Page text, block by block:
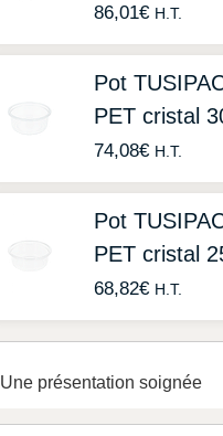
86,01€ H.T.
Pot
PET cristal
74,08€ H.T.
Pot
PET cristal
68,82€ H.T.
Une présentation soignée